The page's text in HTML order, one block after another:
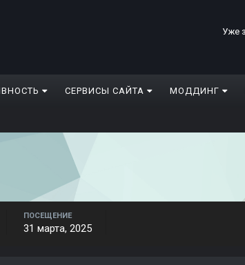
Уже
СЕРВИСЫ САЙТА МОДДИНГ
ПОСЕЩЕНИЕ
31 марта, 2025